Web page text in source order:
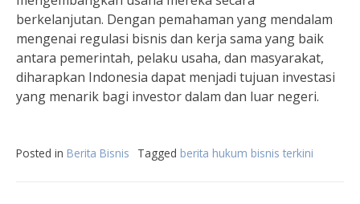
berkelanjutan. Dengan pemahaman yang mendalam
mengenai regulasi bisnis dan kerja sama yang baik
antara pemerintah, pelaku usaha, dan masyarakat,
diharapkan Indonesia dapat menjadi tujuan investasi
yang menarik bagi investor dalam dan luar negeri.
Posted in Berita Bisnis Tagged berita hukum bisnis terkini